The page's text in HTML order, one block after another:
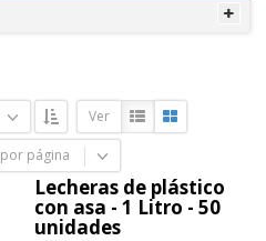
Ver
por página
Lecheras de plástico
con asa - 1 Litro - 50
unidades